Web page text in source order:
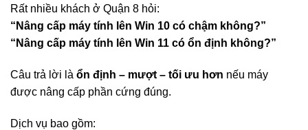
Rất nhiều khách ở Quận 8 hỏi:
“Nâng cấp máy tính lên Win 10 có chậm không?”
“Nâng cấp máy tính lên Win 11 có ổn định không?”
Câu trả lời là ổn định – mượt – tối ưu hơn nếu máy
được nâng cấp phần cứng đúng.
Dịch vụ bao gồm: